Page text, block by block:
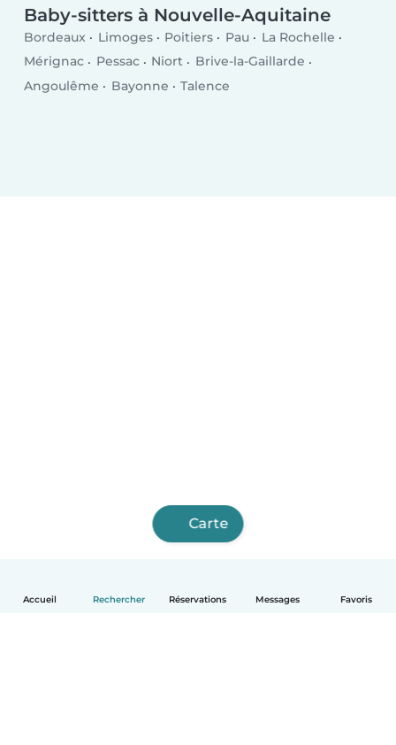
Accueil Rechercher Réservations Messages Favoris
Baby-sitters à Nouvelle-Aquitaine
Bordeaux Limoges Poitiers Pau
La Rochelle
Mérignac
Pessac Niort
Brive-la-Gaillarde
Angoulême
Bayonne Talence
Carte